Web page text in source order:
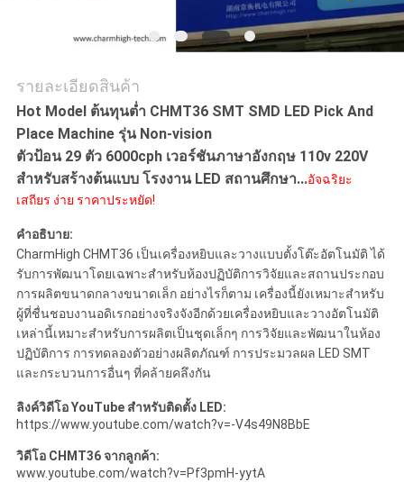
เป็น
ส่วน
ตัว
รายละเอียดสินค้า
Hot Model ต้นทุนต่ำ CHMT36 SMT SMD LED Pick And
Place Machine รุ่น Non-vision
ตัวป้อน 29 ตัว 6000cph เวอร์ชันภาษาอังกฤษ 110v 220V
สำหรับสร้างต้นแบบ โรงงาน LED สถานศึกษา...อัจฉริยะ
เสถียร ง่าย ราคาประหยัด!
คำอธิบาย:
CharmHigh CHMT36 เป็นเครื่องหยิบและวางแบบตั้งโต๊ะอัตโนมัติ ได้
รับการพัฒนาโดยเฉพาะสำหรับห้องปฏิบัติการวิจัยและสถานประกอบ
การผลิตขนาดกลางขนาดเล็ก อย่างไรก็ตาม เครื่องนี้ยังเหมาะสำหรับ
ผู้ที่ชื่นชอบงานอดิเรกอย่างจริงจังอีกด้วยเครื่องหยิบและวางอัตโนมัติ
เหล่านี้เหมาะสำหรับการผลิตเป็นชุดเล็กๆ การวิจัยและพัฒนาในห้อง
ปฏิบัติการ การทดลองตัวอย่างผลิตภัณฑ์ การประมวลผล LED SMT
และกระบวนการอื่นๆ ที่คล้ายคลึงกัน
ลิงค์วิดีโอ YouTube สำหรับติดตั้ง LED:
https://www.youtube.com/watch?v=-V4s49N8BbE
วิดีโอ CHMT36 จากลูกค้า:
www.youtube.com/watch?v=Pf3pmH-yytA